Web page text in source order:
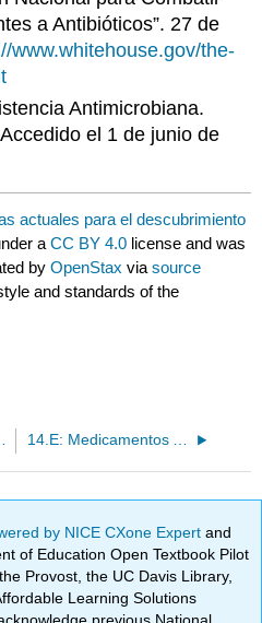
a Antibióticos”. 27 de
www.whitehouse.gov/the-
Antimicrobiana.
el 1 de junio de
actuales para el descubrimiento
aCC BY 4.0 license and was
byOpenStax viasource
and standards of the
14.E: Medicamentos Antimicrobianos (Ejercicios)
by NICE CXone Expertand
of Education Open Textbook Pilot
Provost, the UC Davis Library,
Learning Solutions
previous National